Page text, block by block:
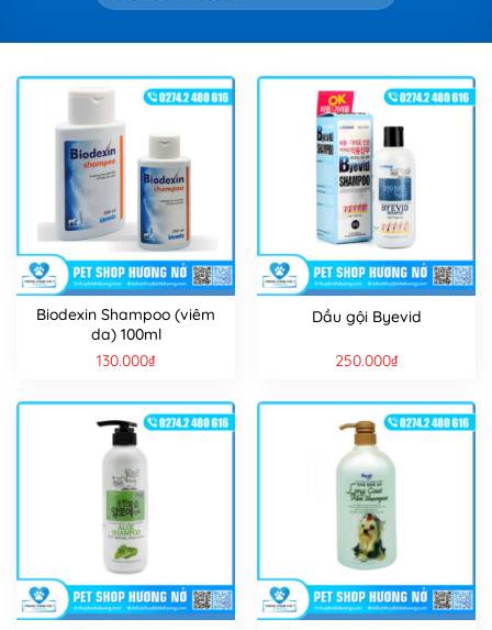
Biodexin Shampoo (viêm
da) 100ml
130.000₫
Dầu gội Byevid
250.000₫